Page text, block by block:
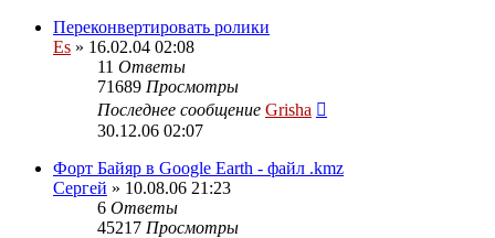
Переконвертировать ролики
Es » 16.02.04 02:08
11 Ответы
71689 Просмотры
Последнее сообщение Grisha
30.12.06 02:07
Форт Байяр в Google Earth - файл .kmz
Сергей » 10.08.06 21:23
6 Ответы
45217 Просмотры